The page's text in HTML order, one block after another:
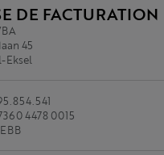
DE FACTURATION
45
Eksel
4478 0015